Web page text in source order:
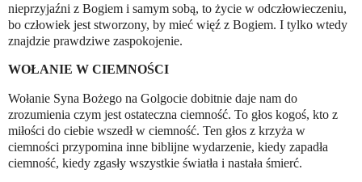
nieprzyjaźni z Bogiem i samym sobą, to życie w odczłowieczeniu,
bo człowiek jest stworzony, by mieć więź z Bogiem. I tylko wtedy
znajdzie prawdziwe zaspokojenie.
WOŁANIE W CIEMNOŚCI
Wołanie Syna Bożego na Golgocie dobitnie daje nam do
zrozumienia czym jest ostateczna ciemność. To głos kogoś, kto z
miłości do ciebie wszedł w ciemność. Ten głos z krzyża w
ciemności przypomina inne biblijne wydarzenie, kiedy zapadła
ciemność, kiedy zgasły wszystkie światła i nastała śmierć.